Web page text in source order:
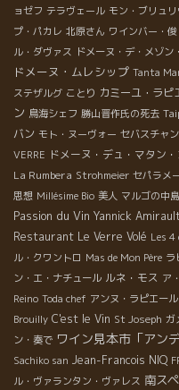
ョゼフ テラヴェール モン・ブリュ
プ・パカレ 北原さん ワインバー・俊
ル・ダヴァス ドメーヌ・デ・メゾン
ドメーヌ・ムレシップ Tanta
ステザルグ ことり カミーユ・ラピ
ン 鳥海シェフ 勝山晋作氏の死去
バン モト・ヌーヴォー セバスチャ
VERRE ドメーヌ・デュ・マタン
La Rumbera Strohmeier セパラメ
思想 Millésime Bio 美人 マルゴの中
Passion du Vin Yannick
Restaurant Le Verre Volé Les
ル・クワントロ Mas de Mon Père ラ
ン・エ・ナチュール ルネ・モス ア
Reino Toda chef アンヌ・ラピエール
Brouilly C'est le Vin St Joseph ガ
ン・奏で ワイン見本市「アン
Sachiko san Jean-Francois NIQ
ル・ヴァランタン・ヴァレス 南ス